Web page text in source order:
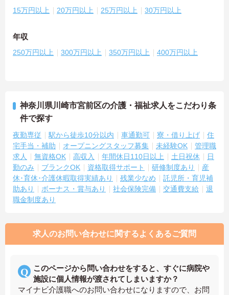
15万円以上 20万円以上 25万円以上 30万円以上
年収
250万円以上 300万円以上 350万円以上 400万円以上
神奈川県川崎市宮前区の介護・福祉求人をこだわり条
件で探す
夜勤専従 駅から徒歩10分以内 車通勤可 寮・借り上げ
住
宅手当・補助
オープニングスタッフ募集 未経験OK
管理職
求人
無資格OK 高収入 年間休日110日以上 土日祝休
日
勤のみ
ブランクOK 資格取得サポート 研修制度あり
産
休･育休･介護休暇取得実績あり
残業少なめ
託児所・育児補
助あり
ボーナス・賞与あり 社会保険完備 交通費支給
退
職金制度あり
求人のお問い合わせに関するよくあるご質問
このページから問い合わせをすると、すぐに病院や
施設に個人情報が渡されてしまいますか？
マイナビ介護職へのお問い合わせになりますので、お問